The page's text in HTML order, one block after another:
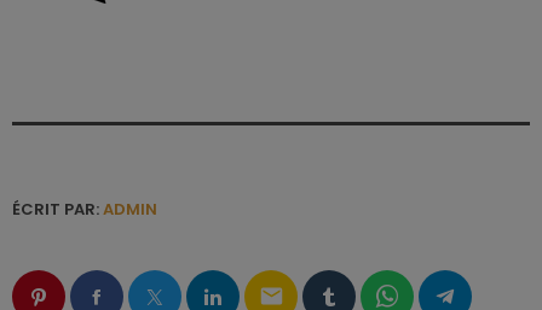
ÉCRIT PAR:ADMIN
email